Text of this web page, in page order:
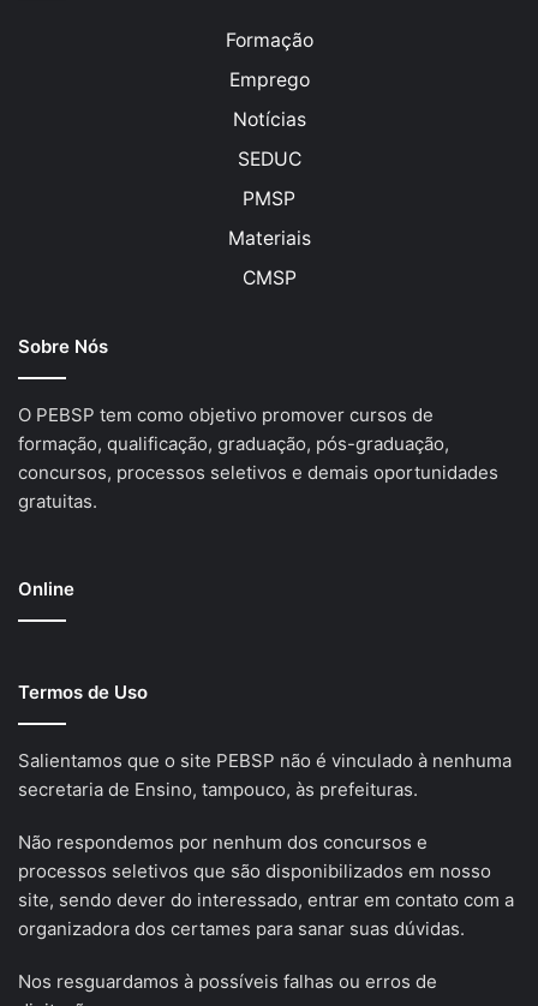
Formação
Emprego
Notícias
SEDUC
PMSP
Materiais
CMSP
Sobre Nós
O PEBSP tem como objetivo promover cursos de
formação, qualificação, graduação, pós-graduação,
concursos, processos seletivos e demais oportunidades
gratuitas.
Online
Termos de Uso
Salientamos que o site PEBSP não é vinculado à nenhuma
secretaria de Ensino, tampouco, às prefeituras.
Não respondemos por nenhum dos concursos e
processos seletivos que são disponibilizados em nosso
site, sendo dever do interessado, entrar em contato com a
organizadora dos certames para sanar suas dúvidas.
Nos resguardamos à possíveis falhas ou erros de